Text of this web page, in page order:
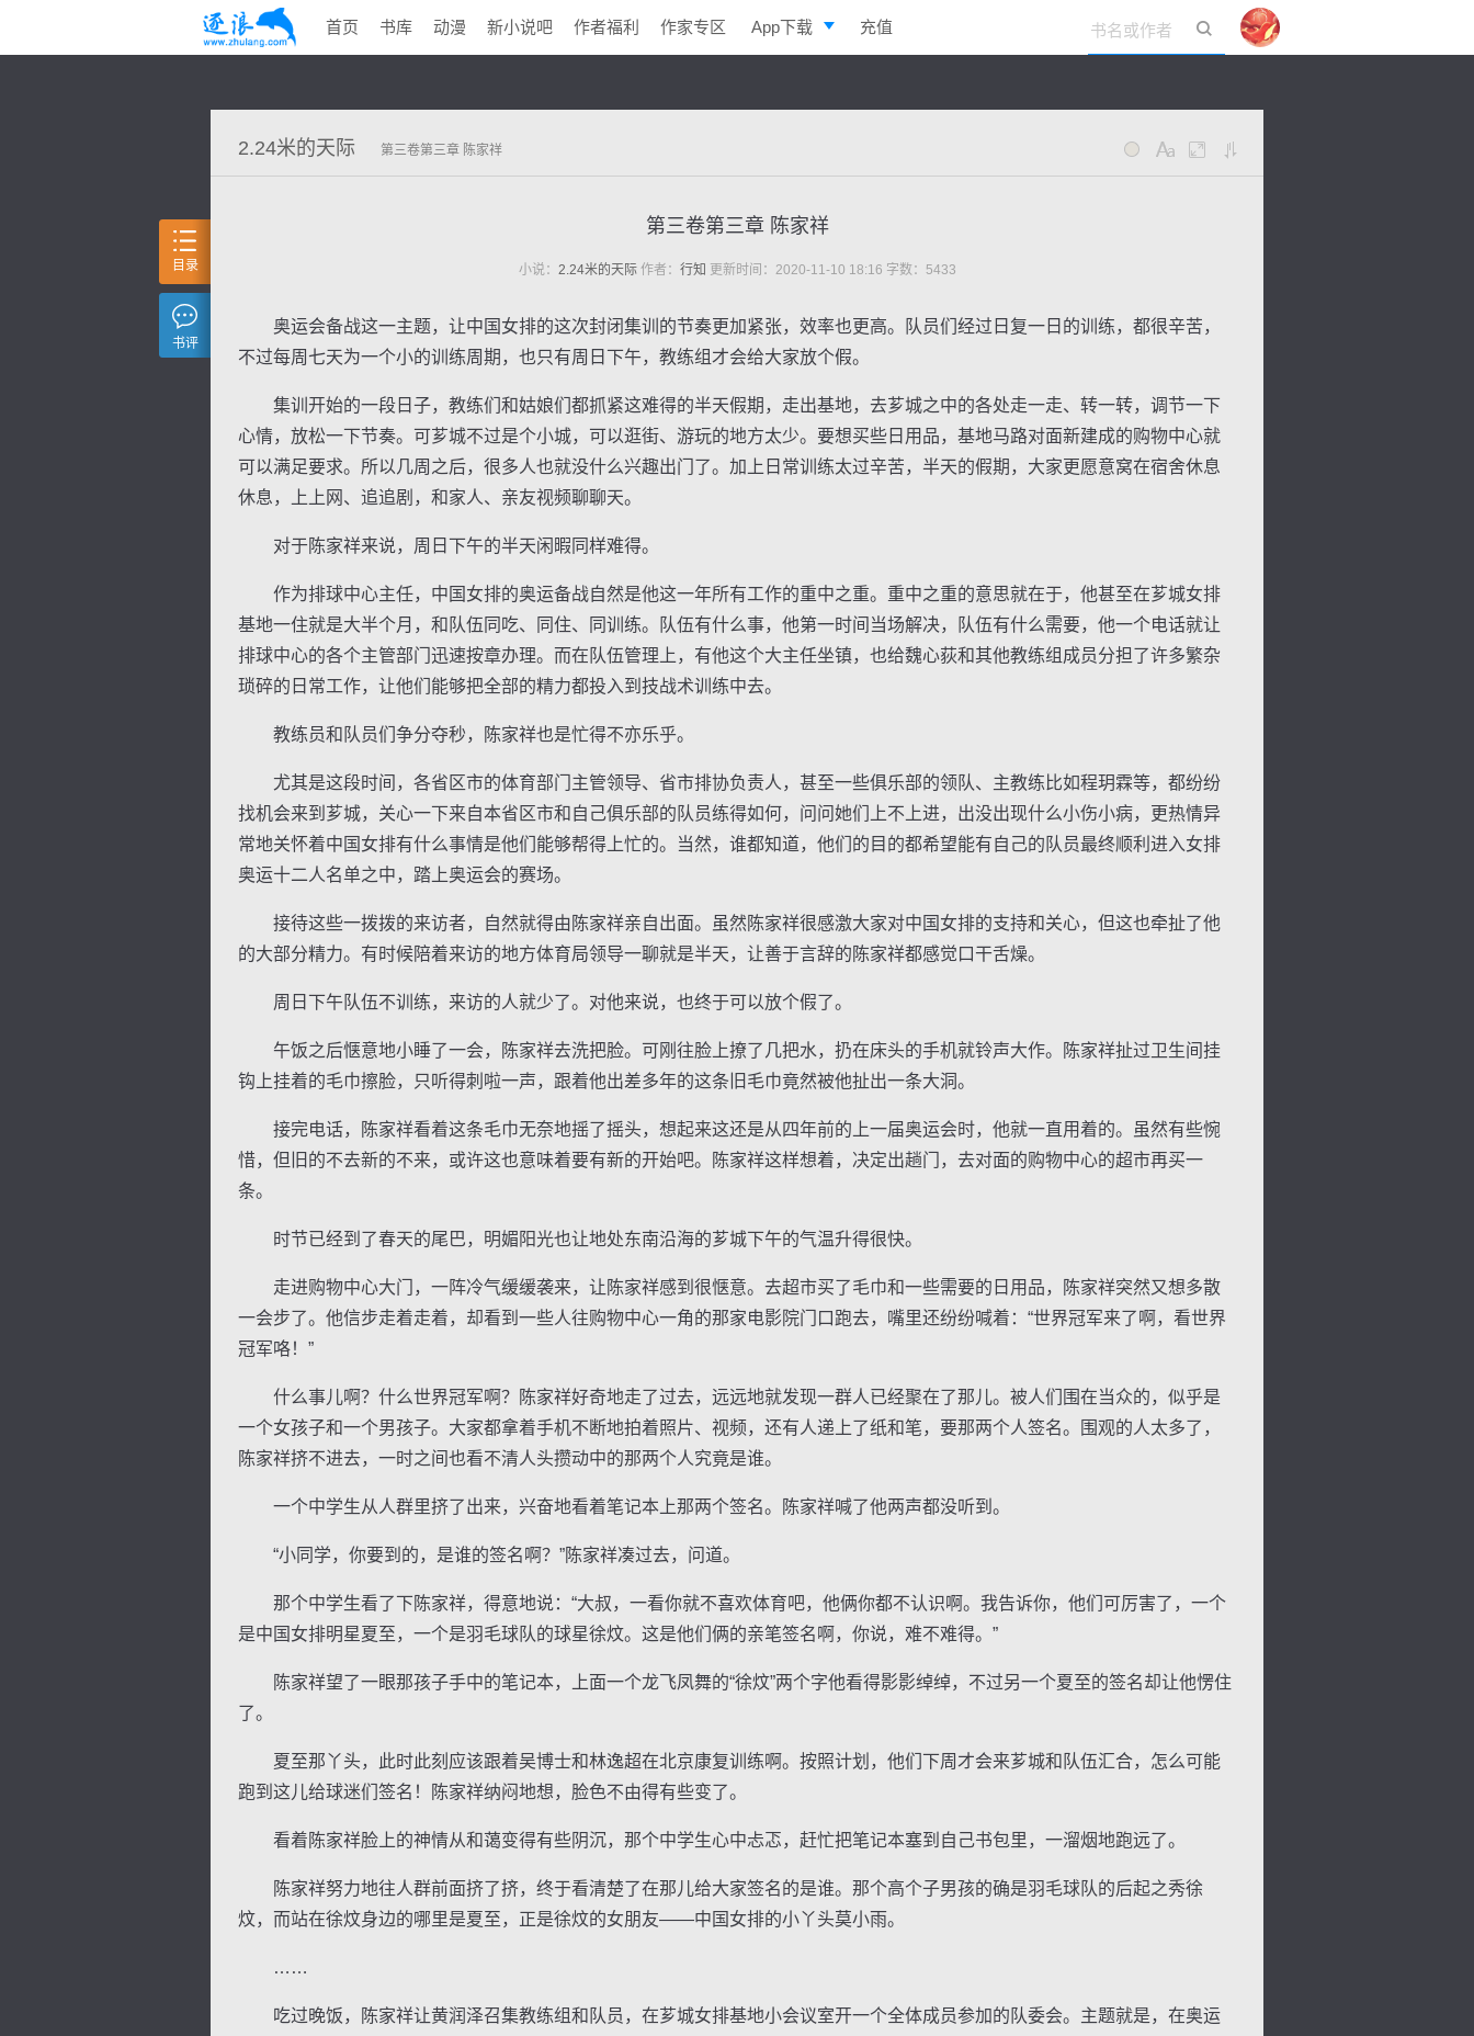
逐浪小说
首页 书库 动漫 新小说吧 作者福利 作家专区 App下载 充值
2.24米的天际 第三卷第三章 陈家祥
背 字 宽
第三卷第三章 陈家祥
小说： 2.24米的天际作者： 行知 更新时间：2020-11-10 18:16 字数：5433
奥运会备战这一主题，让中国女排的这次封闭集训的节奏更加紧张，效率也更高。队员们经过日复一日的训练，都很辛苦，
不过每周七天为一个小的训练周期，也只有周日下午，教练组才会给大家放个假。
集训开始的一段日子，教练们和姑娘们都抓紧这难得的半天假期，走出基地，去芗城之中的各处走一走、转一转，调节一下
心情，放松一下节奏。可芗城不过是个小城，可以逛街、游玩的地方太少。要想买些日用品，基地马路对面新建成的购物中心就
可以满足要求。所以几周之后，很多人也就没什么兴趣出门了。加上日常训练太过辛苦，半天的假期，大家更愿意窝在宿舍休息
休息，上上网、追追剧，和家人、亲友视频聊聊天。
对于陈家祥来说，周日下午的半天闲暇同样难得。
作为排球中心主任，中国女排的奥运备战自然是他这一年所有工作的重中之重。重中之重的意思就在于，他甚至在芗城女排
基地一住就是大半个月，和队伍同吃、同住、同训练。队伍有什么事，他第一时间当场解决，队伍有什么需要，他一个电话就让
排球中心的各个主管部门迅速按章办理。而在队伍管理上，有他这个大主任坐镇，也给魏心荻和其他教练组成员分担了许多繁杂
琐碎的日常工作，让他们能够把全部的精力都投入到技战术训练中去。
教练员和队员们争分夺秒，陈家祥也是忙得不亦乐乎。
尤其是这段时间，各省区市的体育部门主管领导、省市排协负责人，甚至一些俱乐部的领队、主教练比如程玥霖等，都纷纷
找机会来到芗城，关心一下来自本省区市和自己俱乐部的队员练得如何，问问她们上不上进，出没出现什么小伤小病，更热情异
常地关怀着中国女排有什么事情是他们能够帮得上忙的。当然，谁都知道，他们的目的都希望能有自己的队员最终顺利进入女排
奥运十二人名单之中，踏上奥运会的赛场。
接待这些一拨拨的来访者，自然就得由陈家祥亲自出面。虽然陈家祥很感激大家对中国女排的支持和关心，但这也牵扯了他
的大部分精力。有时候陪着来访的地方体育局领导一聊就是半天，让善于言辞的陈家祥都感觉口干舌燥。
周日下午队伍不训练，来访的人就少了。对他来说，也终于可以放个假了。
午饭之后惬意地小睡了一会，陈家祥去洗把脸。可刚往脸上撩了几把水，扔在床头的手机就铃声大作。陈家祥扯过卫生间挂
钩上挂着的毛巾擦脸，只听得刺啦一声，跟着他出差多年的这条旧毛巾竟然被他扯出一条大洞。
接完电话，陈家祥看着这条毛巾无奈地摇了摇头，想起来这还是从四年前的上一届奥运会时，他就一直用着的。虽然有些惋
惜，但旧的不去新的不来，或许这也意味着要有新的开始吧。陈家祥这样想着，决定出趟门，去对面的购物中心的超市再买一
条。
时节已经到了春天的尾巴，明媚阳光也让地处东南沿海的芗城下午的气温升得很快。
走进购物中心大门，一阵冷气缓缓袭来，让陈家祥感到很惬意。去超市买了毛巾和一些需要的日用品，陈家祥突然又想多散
一会步了。他信步走着走着，却看到一些人往购物中心一角的那家电影院门口跑去，嘴里还纷纷喊着：“世界冠军来了啊，看世界
冠军咯！”
什么事儿啊？什么世界冠军啊？陈家祥好奇地走了过去，远远地就发现一群人已经聚在了那儿。被人们围在当众的，似乎是
一个女孩子和一个男孩子。大家都拿着手机不断地拍着照片、视频，还有人递上了纸和笔，要那两个人签名。围观的人太多了，
陈家祥挤不进去，一时之间也看不清人头攒动中的那两个人究竟是谁。
一个中学生从人群里挤了出来，兴奋地看着笔记本上那两个签名。陈家祥喊了他两声都没听到。
“小同学，你要到的，是谁的签名啊？”陈家祥凑过去，问道。
那个中学生看了下陈家祥，得意地说：“大叔，一看你就不喜欢体育吧，他俩你都不认识啊。我告诉你，他们可厉害了，一个
是中国女排明星夏至，一个是羽毛球队的球星徐炆。这是他们俩的亲笔签名啊，你说，难不难得。”
陈家祥望了一眼那孩子手中的笔记本，上面一个龙飞凤舞的“徐炆”两个字他看得影影绰绰，不过另一个夏至的签名却让他愣住
了。
夏至那丫头，此时此刻应该跟着吴博士和林逸超在北京康复训练啊。按照计划，他们下周才会来芗城和队伍汇合，怎么可能
跑到这儿给球迷们签名！陈家祥纳闷地想，脸色不由得有些变了。
看着陈家祥脸上的神情从和蔼变得有些阴沉，那个中学生心中忐忑，赶忙把笔记本塞到自己书包里，一溜烟地跑远了。
陈家祥努力地往人群前面挤了挤，终于看清楚了在那儿给大家签名的是谁。那个高个子男孩的确是羽毛球队的后起之秀徐
炆，而站在徐炆身边的哪里是夏至，正是徐炆的女朋友——中国女排的小丫头莫小雨。
……
吃过晚饭，陈家祥让黄润泽召集教练组和队员，在芗城女排基地小会议室开一个全体成员参加的队委会。主题就是，在奥运
目录
书评